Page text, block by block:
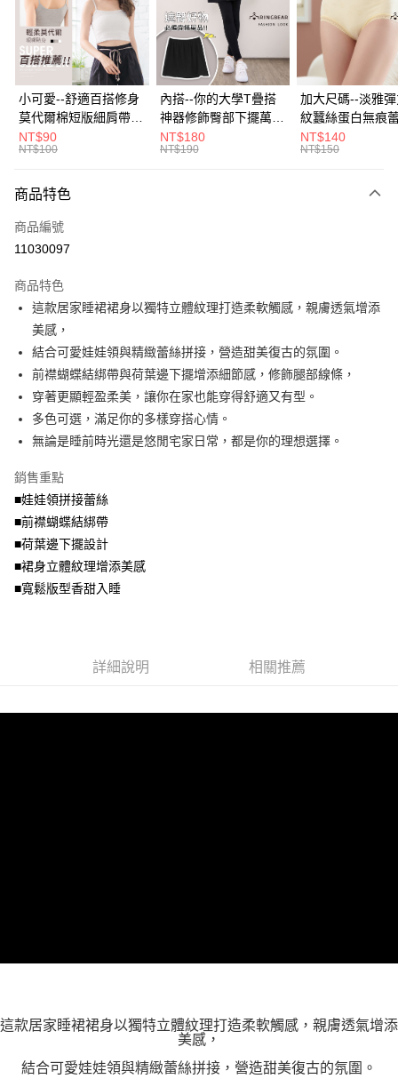
Apple Pay
街口支付
悠遊付
Google Pay
全盈+PAY
大哥付你分期
【大哥付你分期使用說明】
1.本服務由台灣大哥大提供，台灣大哥大用戶可立即使用無須另外申請。
流程，驗證手機門號後，選擇欲分期的期數、繳款截止日，確認付款後即完
成交易。
3.實際核准額度、可分期數及費用金額請依後續交易確認頁面所載為準。
4.訂單成立30分鐘內，如未前往確認交易或遇審核未通過，訂單將自動取
法說明評估內容。
【繳款方式說明】
1.分期款項不併入電信帳單，「大哥付你分期」於每月結算日後寄送繳費提
醒簡訊。
2.透過簡訊連結打開帳單後，可選擇「超商條碼／台灣大直營門市／銀行轉
帳／街口支付／iPASS MONEY」等通路繳費。
【注意事項】
1.本服務係由「台灣大哥大股份有限公司」（以下簡稱本公司）所提供，讓
用戶於交易時，得透過本服務購買商品或服務，並由商店將買賣／分期付款
買賣價金債權讓與本公司後，依約使用本公司帳單繳交帳款。
資料（包含姓名、電話或地址）提供予台灣大哥大進項蒐集、處理及利用，
由本公司與您本人進行分期帳單所需資料之確認、核對及更正。
3.完整用戶服務條款，請詳閱以下連結：
AFTEE先享後付
【關於「AFTEE先享後付」】
AFTEE先享後付是「在收到商品之後才付款」的支付方式。 讓您購物簡單
便利好安心！
１．簡單：不需註冊會員、不需綁卡、不需儲值。
２．便利：只要手機號碼，簡訊認證，即可結帳。
３．安心：先確認商品／服務後，再付款。
【「AFTEE先享後付」結帳流程】
１．於結帳方式選擇「AFTEE先享後付」後，將跳轉至「AFTEE先享後付」
２．訂單成立數日內，您將收到繳費通知簡訊。
ATM／網路銀行／等多元方式進行付款，方視為交易完成。
※ 請注意：結帳手續完成當下不需立刻繳費，但若您需要取消訂單，請聯絡
購買商品的店家。未經商家同意取消之訂單仍視為有效，需透過AFTEE先享
後付繳納相關費用。
※ 交易是否成功請以「AFTEE先享後付 」之結帳頁面顯示為準，若有關於
是否繳費成功／繳費後需取消欲退款等相關疑問，請聯繫「AFTEE先享後付
客戶支援中心」https://netprotections.freshdesk.com/support/home
２．關於個人資料處理事宜，請瀏覽以下網址：
ATM付款
全家取貨付款
每筆NT$70，滿NT$699(含以上)免運費
付款後全家取貨
7-11取貨付款
每筆NT$70，滿NT$799(含以上)免運費
付款後7-11取貨
每筆NT$70，滿NT$699(含以上)免運費
宅配
小可愛--舒適百搭修身
莫代爾棉短版細肩帶素
色背心(白.黑.灰L-2L)-
U582眼圈熊中大尺碼
NT$90
NT$100
內搭--你的大學T疊搭
神器修飾臀部下擺萬用
內搭裙/遮臀裙(黑2L-
6L)-Q155眼圈熊中大
NT$180
NT$190
加大尺碼--淡雅
紋蠶絲蛋白無痕
角內褲(白.粉.藍.
3L)-L28眼圈熊中
NT$140
NT$150
商品特色
商品編號
11030097
商品特色
這款居家睡裙裙身以獨特立體紋理打造柔軟觸感，親膚透氣增添
美感，
結合可愛娃娃領與精緻蕾絲拼接，營造甜美復古的氛圍。
前襟蝴蝶結綁帶與荷葉邊下擺增添細節感，修飾腿部線條，
穿著更顯輕盈柔美，讓你在家也能穿得舒適又有型。
多色可選，滿足你的多樣穿搭心情。
無論是睡前時光還是悠閒宅家日常，都是你的理想選擇。
銷售重點
■娃娃領拼接蕾絲
■前襟蝴蝶結綁帶
■荷葉邊下擺設計
■裙身立體紋理增添美感
■寬鬆版型香甜入睡
詳細說明 相關推薦
這款居家睡裙裙身以獨特立體紋理打造柔軟觸感，親膚透氣增添
美感，
結合可愛娃娃領與精緻蕾絲拼接，營造甜美復古的氛圍。